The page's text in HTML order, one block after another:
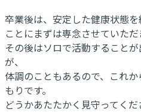
卒業後は、安定した健康状態
ことにまずは専念させていただ
その後はソロで活動すること
が、
体調のこともあるので、これ
もりです。
どうかあたたかく見守ってくだ